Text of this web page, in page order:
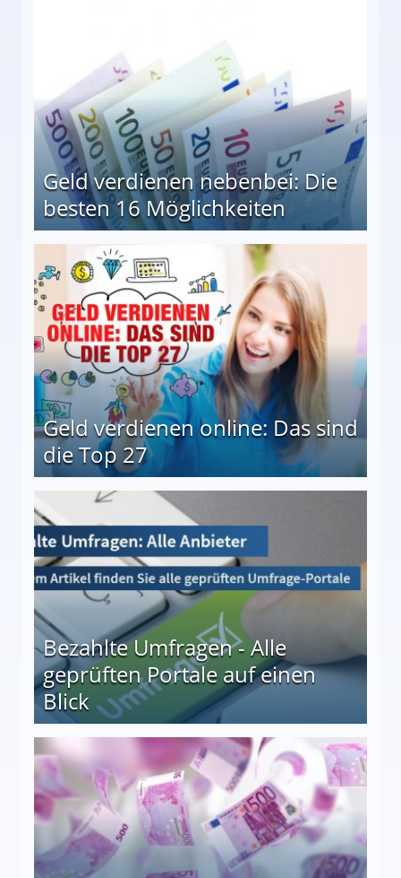
Geld verdienen nebenbei: Die
besten 16 Möglichkeiten
Geld verdienen online: Das sind
die Top 27
Bezahlte Umfragen - Alle
geprüften Portale auf einen
Blick
auf einen Blick